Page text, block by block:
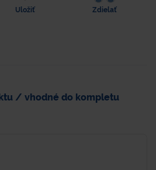
Uložiť Zdielať
/ vhodné do kompletu